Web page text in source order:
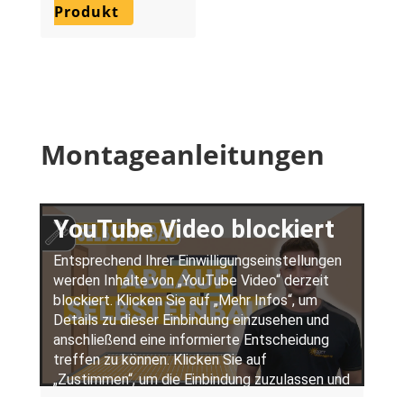
Produkt
Montageanleitungen